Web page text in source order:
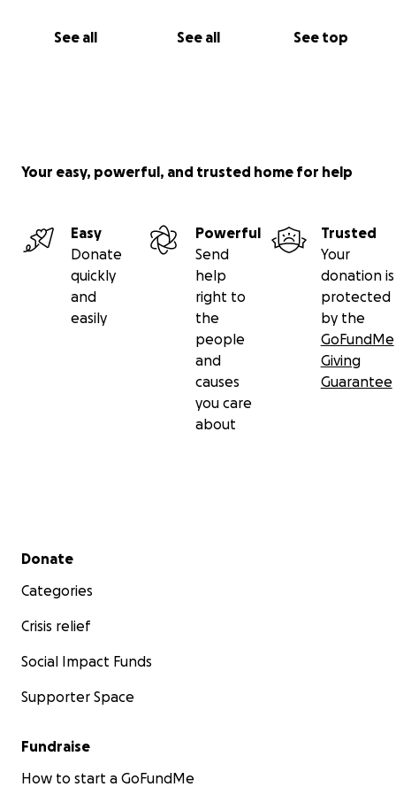
See all See all See top
Your easy, powerful, and trusted home for help
Easy
Donate
quickly
and
easily
Powerful
Send
help
right to
the
people
and
causes
you care
about
Trusted
Your
donation is
protected
by the
GoFundMe
Giving
Guarantee
Secondary menu
Donate
Categories
Crisis relief
Social Impact Funds
Supporter Space
Fundraise
How to start a GoFundMe